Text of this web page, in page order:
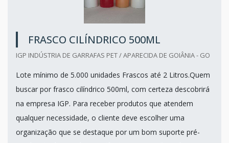
FRASCO CILÍNDRICO 500ML
IGP INDÚSTRIA DE GARRAFAS PET / APARECIDA DE GOIÂNIA - GO
Lote mínimo de 5.000 unidades Frascos até 2 Litros.Quem
buscar por frasco cilíndrico 500ml, com certeza descobrirá
na empresa IGP. Para receber produtos que atendem
qualquer necessidade, o cliente deve escolher uma
organização que se destaque por um bom suporte pré-